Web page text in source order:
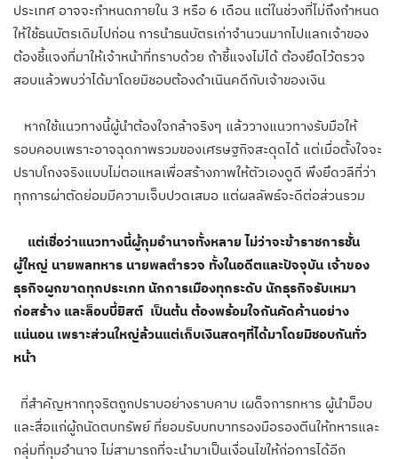
ประเทศ อาจจะกำหนดภายใน 3 หรือ 6 เดือน แต่ในช่วงที่ไม่ถึงกำหนด
ให้ใช้ธนบัตรเดิมไปก่อน การนำธนบัตรเก่าจำนวนมากไปแลกเจ้าของ
ต้องชี้แจงที่มาให้เจ้าหน้าที่ทราบด้วย ถ้าชี้แจงไม่ได้ ต้องยึดไว้ตรวจ
สอบแล้วพบว่าได้มาโดยมิชอบต้องดำเนินคดีกับเจ้าของเงิน
หากใช้แนวทางนี้ผู้นำต้องใจกล้าจริงๆ แล้ววางแนวทางรับมือให้
รอบคอบเพราะอาจฉุดภาพรวมของเศรษฐกิจสะดุดได้ แต่เมื่อตั้งใจจะ
ปราบโกงจริงแบบไม่ตอแหลเพื่อสร้างภาพให้ตัวเองดูดี พึงยึดวลีที่ว่า
ทุกการผ่าตัดย่อมมีความเจ็บปวดเสมอ แต่ผลลัพธ์จะดีต่อส่วนรวม
แต่เชื่อว่าแนวทางนี้ผู้กุมอำนาจทั้งหลาย ไม่ว่าจะข้าราชการชั้น
ผู้ใหญ่ นายพลทหาร นายพลตำรวจ ทั้งในอดีตและปัจจุบัน เจ้าของ
ธุรกิจผูกขาดทุกประเภท นักการเมืองทุกระดับ นักธุรกิจรับเหมา
ก่อสร้าง และล็อบบี้ยิสต์ เป็นต้น ต้องพร้อมใจกันคัดค้านอย่าง
แน่นอน เพราะส่วนใหญ่ล้วนแต่เก็บเงินสดๆที่ได้มาโดยมิชอบกันทั่ว
หน้า
ที่สำคัญหากทุจริตถูกปราบอย่างราบคาบ เผด็จการทหาร ผู้นำม็อบ
และสื่อแก่ผู้ถนัดตบทรัพย์ ที่ยอมรับบทบาทรองมือรองตีนให้ทหารและ
กลุ่มที่กุมอำนาจ ไม่สามารถที่จะนำมาเป็นเงื่อนไขให้ก่อการได้อีก